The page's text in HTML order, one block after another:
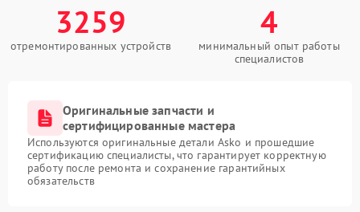
3259
отремонтированных устройств
4
минимальный опыт работы
специалистов
Оригинальные запчасти и
сертифицированные мастера
Используются оригинальные детали Asko и прошедшие
сертификацию специалисты, что гарантирует корректную
работу после ремонта и сохранение гарантийных
обязательств